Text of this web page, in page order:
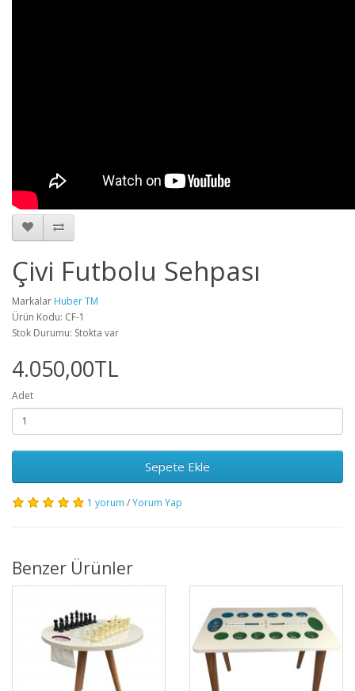
Çivi Futbolu Sehpası
Markalar Huber TM
Ürün Kodu: CF-1
Stok Durumu: Stokta var
4.050,00TL
Adet
Sepete Ekle
1 yorum /Yorum Yap
Benzer Ürünler